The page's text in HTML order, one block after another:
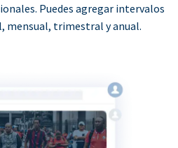
Puedes agregar intervalos
mensual, trimestral y anual.